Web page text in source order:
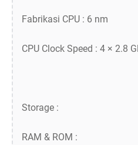
Fabrikasi CPU : 6 nm
CPU Clock Speed : 4 × 2.8
Storage :
RAM & ROM :